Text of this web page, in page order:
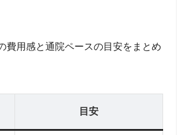
費用感と通院ペースの目安をまとめ
目安